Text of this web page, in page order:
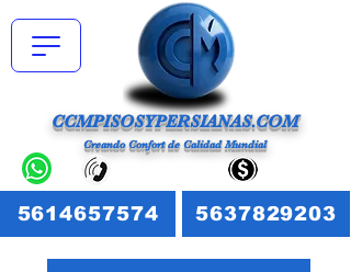
CCMPISOSYPERSIANAS.COM
Creando Confort de Calidad Mundial
5614657574 5637829203